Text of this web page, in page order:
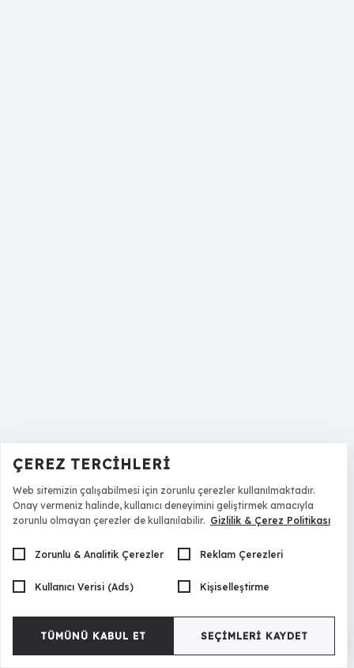
ÇEREZ TERCIHLERI
Web sitemizin çalışabilmesi için zorunlu çerezler kullanılmaktadır.
Onay vermeniz halinde, kullanıcı deneyimini geliştirmek amacıyla
zorunlu olmayan çerezler de kullanılabilir. Gizlilik & Çerez Politikası
Zorunlu & Analitik Çerezler Reklam Çerezleri
Kullanıcı Verisi (Ads) Kişiselleştirme
TÜMÜNÜ KABUL ET SEÇIMLERI KAYDET